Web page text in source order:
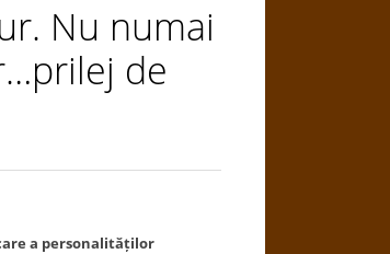
Nu numai
de
a personalităților